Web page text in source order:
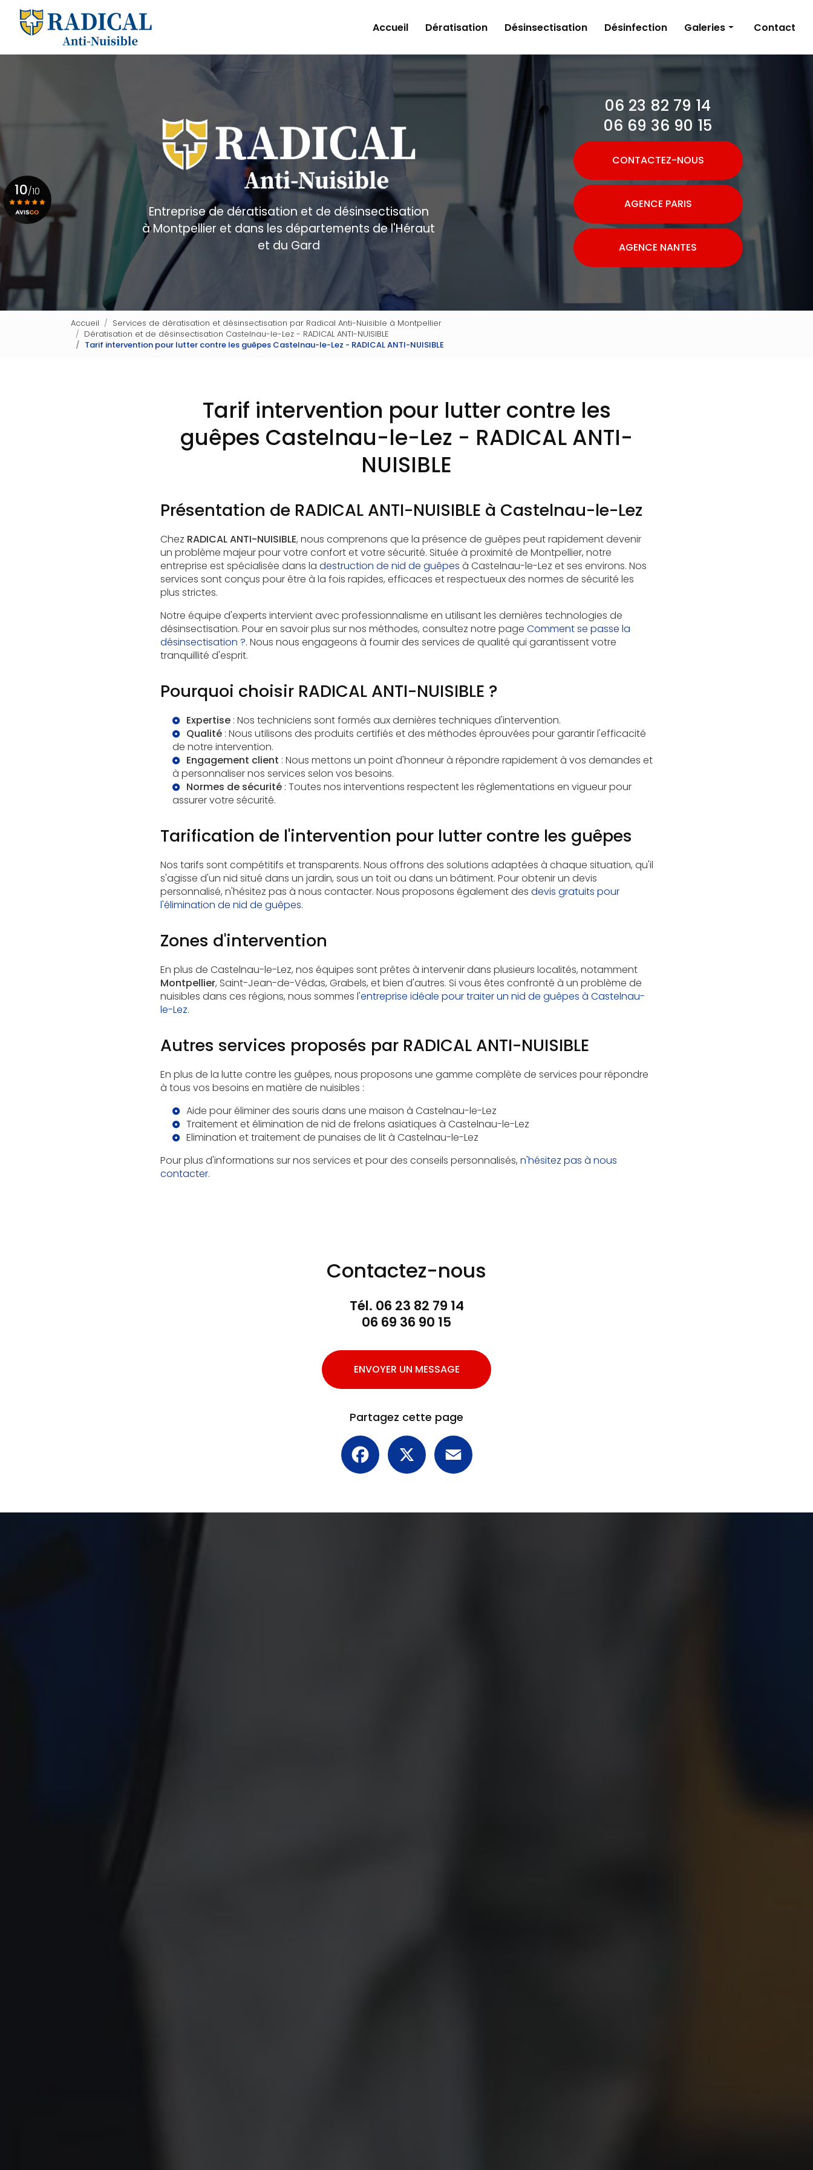
contenu
Accueil Dératisation Désinsectisation Désinfection Galeries
Dératisation
Désinfection
Contact
Entreprise de dératisation et de désinsectisation
à Montpellier et dans les départements de l'Héraut
et du Gard
06 23 82 79 14
06 69 36 90 15
CONTACTEZ-NOUS
AGENCE PARIS
AGENCE NANTES
10/10
Voir le certificat
Accueil
Services de dératisation et désinsectisation par Radical Anti-Nuisible à Montpellier
Dératisation et de désinsectisation Castelnau-le-Lez - RADICAL ANTI-NUISIBLE
Tarif intervention pour lutter contre les guêpes Castelnau-le-Lez - RADICAL ANTI-NUISIBLE
Tarif intervention pour lutter contre les
guêpes Castelnau-le-Lez - RADICAL ANTI-
NUISIBLE
Présentation de RADICAL ANTI-NUISIBLE à Castelnau-le-Lez
Chez RADICAL ANTI-NUISIBLE, nous comprenons que la présence de guêpes peut rapidement devenir
un problème majeur pour votre confort et votre sécurité. Située à proximité de Montpellier, notre
entreprise est spécialisée dans la destruction de nid de guêpes à Castelnau-le-Lez et ses environs. Nos
services sont conçus pour être à la fois rapides, efficaces et respectueux des normes de sécurité les
plus strictes.
Notre équipe d'experts intervient avec professionnalisme en utilisant les dernières technologies de
désinsectisation. Pour en savoir plus sur nos méthodes, consultez notre page Comment se passe la
désinsectisation ?. Nous nous engageons à fournir des services de qualité qui garantissent votre
tranquillité d'esprit.
Pourquoi choisir RADICAL ANTI-NUISIBLE ?
Expertise: Nos techniciens sont formés aux dernières techniques d'intervention.
Qualité: Nous utilisons des produits certifiés et des méthodes éprouvées pour garantir l'efficacité
de notre intervention.
Engagement client : Nous mettons un point d'honneur à répondre rapidement à vos demandes et
à personnaliser nos services selon vos besoins.
Normes de sécurité: Toutes nos interventions respectent les réglementations en vigueur pour
assurer votre sécurité.
Tarification de l'intervention pour lutter contre les guêpes
Nos tarifs sont compétitifs et transparents. Nous offrons des solutions adaptées à chaque situation, qu'il
s'agisse d'un nid situé dans un jardin, sous un toit ou dans un bâtiment. Pour obtenir un devis
personnalisé, n'hésitez pas à nous contacter. Nous proposons également des devis gratuits pour
l'élimination de nid de guêpes.
Zones d'intervention
En plus de Castelnau-le-Lez, nos équipes sont prêtes à intervenir dans plusieurs localités, notamment
Montpellier, Saint-Jean-de-Védas, Grabels, et bien d'autres. Si vous êtes confronté à un problème de
nuisibles dans ces régions, nous sommes l'entreprise idéale pour traiter un nid de guêpes à Castelnau-
le-Lez.
Autres services proposés par RADICAL ANTI-NUISIBLE
En plus de la lutte contre les guêpes, nous proposons une gamme complète de services pour répondre
à tous vos besoins en matière de nuisibles :
Aide pour éliminer des souris dans une maison à Castelnau-le-Lez
Traitement et élimination de nid de frelons asiatiques à Castelnau-le-Lez
Elimination et traitement de punaises de lit à Castelnau-le-Lez
Pour plus d'informations sur nos services et pour des conseils personnalisés, n'hésitez pas à nous
contacter.
Contactez-nous
Tél. 06 23 82 79 14
06 69 36 90 15
ENVOYER UN MESSAGE
Partagez cette page
Facebook